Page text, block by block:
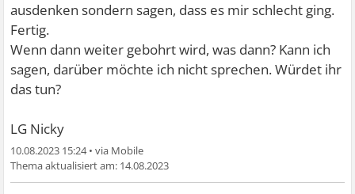
ausdenken sondern sagen, dass es mir schlecht ging.
Fertig.
Wenn dann weiter gebohrt wird, was dann? Kann ich
sagen, darüber möchte ich nicht sprechen. Würdet ihr
das tun?
LG Nicky
10.08.2023 15:24•
14.08.2023